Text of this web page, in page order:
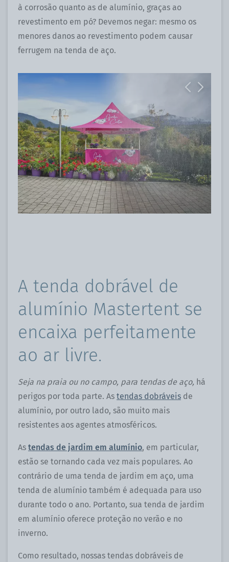
à corrosão quanto as de alumínio, graças ao
revestimento em pó? Devemos negar: mesmo os
menores danos ao revestimento podem causar
ferrugem na tenda de aço.
Previous
Next
A tenda dobrável de
alumínio Mastertent se
encaixa perfeitamente
ao ar livre.
Seja na praia ou no campo, para tendas de aço, há
perigos por toda parte. As tendas dobráveis ​​de
alumínio, por outro lado, são muito mais
resistentes aos agentes atmosféricos.
As tendas de jardim em alumínio, em particular,
estão se tornando cada vez mais populares. Ao
contrário de uma tenda de jardim em aço, uma
tenda de alumínio também é adequada para uso
durante todo o ano. Portanto, sua tenda de jardim
em alumínio oferece proteção no verão e no
inverno.
Como resultado, nossas tendas dobráveis ​​de